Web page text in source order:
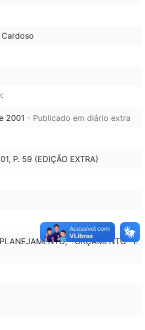
2001 - Publicado em diário extra
P. 59 (EDIÇÃO EXTRA)
ORÇAMENTO E